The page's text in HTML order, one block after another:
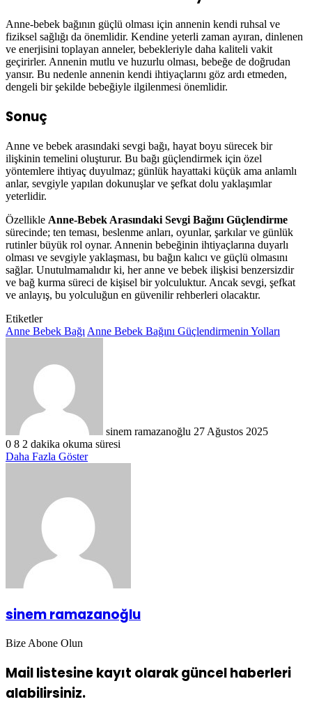
Anne-bebek bağının güçlü olması için annenin kendi ruhsal ve
fiziksel sağlığı da önemlidir. Kendine yeterli zaman ayıran, dinlenen
ve enerjisini toplayan anneler, bebekleriyle daha kaliteli vakit
geçirirler. Annenin mutlu ve huzurlu olması, bebeğe de doğrudan
yansır. Bu nedenle annenin kendi ihtiyaçlarını göz ardı etmeden,
dengeli bir şekilde bebeğiyle ilgilenmesi önemlidir.
Sonuç
Anne ve bebek arasındaki sevgi bağı, hayat boyu sürecek bir
ilişkinin temelini oluşturur. Bu bağı güçlendirmek için özel
yöntemlere ihtiyaç duyulmaz; günlük hayattaki küçük ama anlamlı
anlar, sevgiyle yapılan dokunuşlar ve şefkat dolu yaklaşımlar
yeterlidir.
Özellikle Anne-Bebek Arasındaki Sevgi Bağını Güçlendirme
sürecinde; ten teması, beslenme anları, oyunlar, şarkılar ve günlük
rutinler büyük rol oynar. Annenin bebeğinin ihtiyaçlarına duyarlı
olması ve sevgiyle yaklaşması, bu bağın kalıcı ve güçlü olmasını
sağlar. Unutulmamalıdır ki, her anne ve bebek ilişkisi benzersizdir
ve bağ kurma süreci de kişisel bir yolculuktur. Ancak sevgi, şefkat
ve anlayış, bu yolculuğun en güvenilir rehberleri olacaktır.
Etiketler
Anne Bebek Bağı Anne Bebek Bağını Güçlendirmenin Yolları
sinem ramazanoğlu 27 Ağustos 2025
0 8 2 dakika okuma süresi
Daha Fazla Göster
sinem ramazanoğlu
Bize Abone Olun
Mail listesine kayıt olarak güncel haberleri
alabilirsiniz.